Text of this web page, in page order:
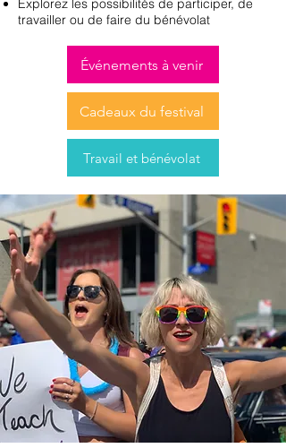
Explorez les possibilités de participer, de
travailler ou de faire du bénévolat
Événements à venir
Cadeaux du festival
Travail et bénévolat